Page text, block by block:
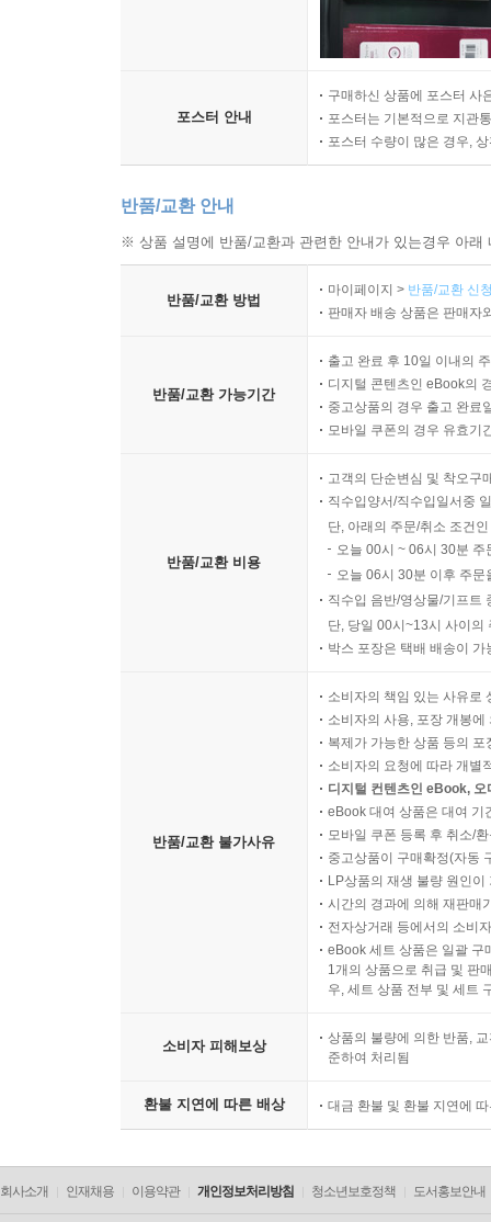
포스터 안내
구매하신 상품에 포스터 사
포스터는 기본적으로 지관
포스터 수량이 많은 경우,
반품/교환 안내
※ 상품 설명에 반품/교환과 관련한 안내가 있는경우 아
반품/교환 방법
마이페이지 > 반품/교환 신
판매자 배송 상품은 판매자
반품/교환 가능기간
출고 완료 후 10일 이내의
디지털 콘텐츠인 eBook의
중고상품의 경우 출고 완료
모바일 쿠폰의 경우 유효기
반품/교환 비용
고객의 단순변심 및 착오구
직수입양서/직수입일서중
단, 아래의 주문/취소 조건
오늘 00시 ~ 06시 30분
오늘 06시 30분 이후 주
직수입 음반/영상물/기프트
단, 당일 00시~13시 사이의
박스 포장은 택배 배송이
반품/교환 불가사유
소비자의 책임 있는 사유로
소비자의 사용, 포장 개봉
복제가 가능한 상품 등의
소비자의 요청에 따라 개별
디지털 컨텐츠인 eBook,
eBook 대여 상품은 대여 기
모바일 쿠폰 등록 후 취소/
중고상품이 구매확정(자동
LP상품의 재생 불량 원인
시간의 경과에 의해 재판매
전자상거래 등에서의 소비
eBook 세트 상품은 일괄 구
1개의 상품으로 취급 및 판
우, 세트 상품 전부 및 세트
소비자 피해보상
상품의 불량에 의한 반품,
준하여 처리됨
환불 지연에 따른 배상 대금 환불 및 환불 지연에
회사소개 인재채용 이용약관 개인정보처리방침 청소년보호정책 도서홍보안내